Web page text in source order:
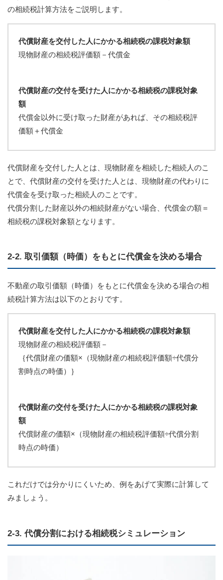
の相続税計算方法をご説明します。
代償財産を交付した人にかかる相続税の課税対象額
現物財産の相続税評価額－代償金
代償財産の交付を受けた人にかかる相続税の課税対象
額
代償金以外に受け取った財産があれば、その相続税評
価額＋代償金
代償財産を交付した人とは、現物財産を相続した相続人のこ
とで、代償財産の交付を受けた人とは、現物財産の代わりに
代償金を受け取った相続人のことです。
代償分割した財産以外の相続財産がない場合、代償金の額＝
相続税の課税対象額となります。
2-2. 取引価額（時価）をもとに代償金を決める場合
不動産の取引価額（時価）をもとに代償金を決める場合の相
続税計算方法は以下のとおりです。
代償財産を交付した人にかかる相続税の課税対象額
現物財産の相続税評価額－
｛代償財産の価額×（現物財産の相続税評価額÷代償分
割時点の時価）｝
代償財産の交付を受けた人にかかる相続税の課税対象
額
代償財産の価額×（現物財産の相続税評価額÷代償分割
時点の時価）
これだけでは分かりにくいため、例をあげて実際に計算して
みましょう。
2-3. 代償分割における相続税シミュレーション